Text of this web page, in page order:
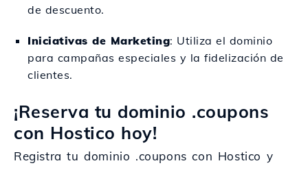
de descuento.
Iniciativas de Marketing: Utiliza el dominio
para campañas especiales y la fidelización de
clientes.
¡Reserva tu dominio .coupons
con Hostico hoy!
Registra tu dominio .coupons con Hostico y